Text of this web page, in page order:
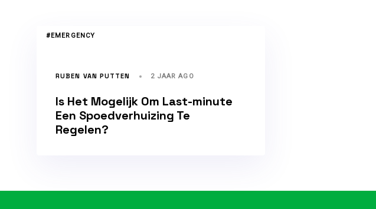
TAGS#EMERGENCY
RUBEN VAN PUTTEN 2 JAAR AGO
Is Het Mogelijk Om Last-minute
Een Spoedverhuizing Te
Regelen?